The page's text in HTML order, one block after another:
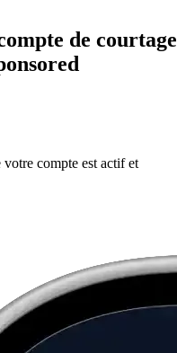
de courtage
compte est actif et